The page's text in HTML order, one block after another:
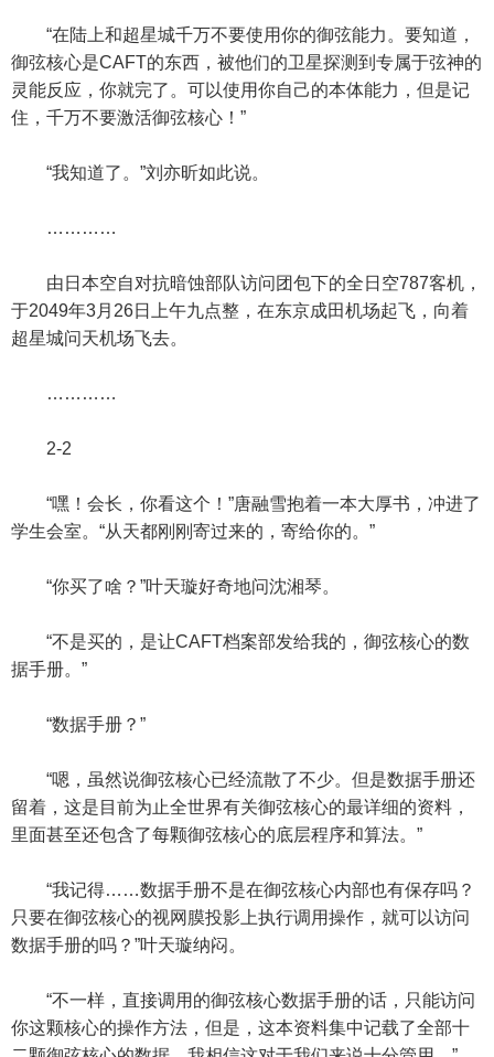
“在陆上和超星城千万不要使用你的御弦能力。要知道，
御弦核心是CAFT的东西，被他们的卫星探测到专属于弦神的
灵能反应，你就完了。可以使用你自己的本体能力，但是记
住，千万不要激活御弦核心！”
“我知道了。”刘亦昕如此说。
…………
由日本空自对抗暗蚀部队访问团包下的全日空787客机，
于2049年3月26日上午九点整，在东京成田机场起飞，向着
超星城问天机场飞去。
…………
2-2
“嘿！会长，你看这个！”唐融雪抱着一本大厚书，冲进了
学生会室。“从天都刚刚寄过来的，寄给你的。”
“你买了啥？”叶天璇好奇地问沈湘琴。
“不是买的，是让CAFT档案部发给我的，御弦核心的数
据手册。”
“数据手册？”
“嗯，虽然说御弦核心已经流散了不少。但是数据手册还
留着，这是目前为止全世界有关御弦核心的最详细的资料，
里面甚至还包含了每颗御弦核心的底层程序和算法。”
“我记得……数据手册不是在御弦核心内部也有保存吗？
只要在御弦核心的视网膜投影上执行调用操作，就可以访问
数据手册的吗？”叶天璇纳闷。
“不一样，直接调用的御弦核心数据手册的话，只能访问
你这颗核心的操作方法，但是，这本资料集中记载了全部十